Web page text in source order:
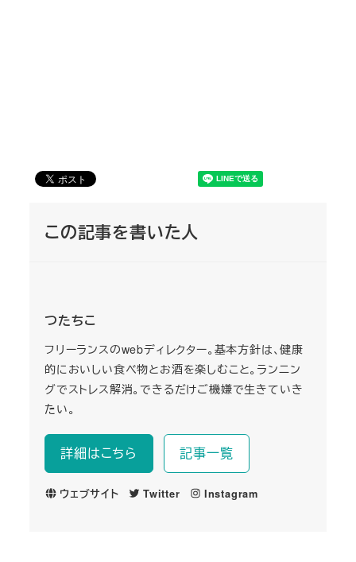
この記事を書いた人
つたちこ
フリーランスのwebディレクター。基本方針は、健康
的においしい食べ物とお酒を楽しむこと。ランニン
グでストレス解消。できるだけご機嫌で生きていき
たい。
詳細はこちら 記事一覧
ウェブサイト Twitter Instagram